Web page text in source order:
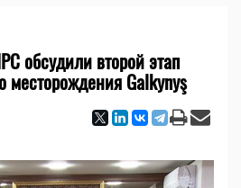
обсудили второй этап
месторождения Galkynyş